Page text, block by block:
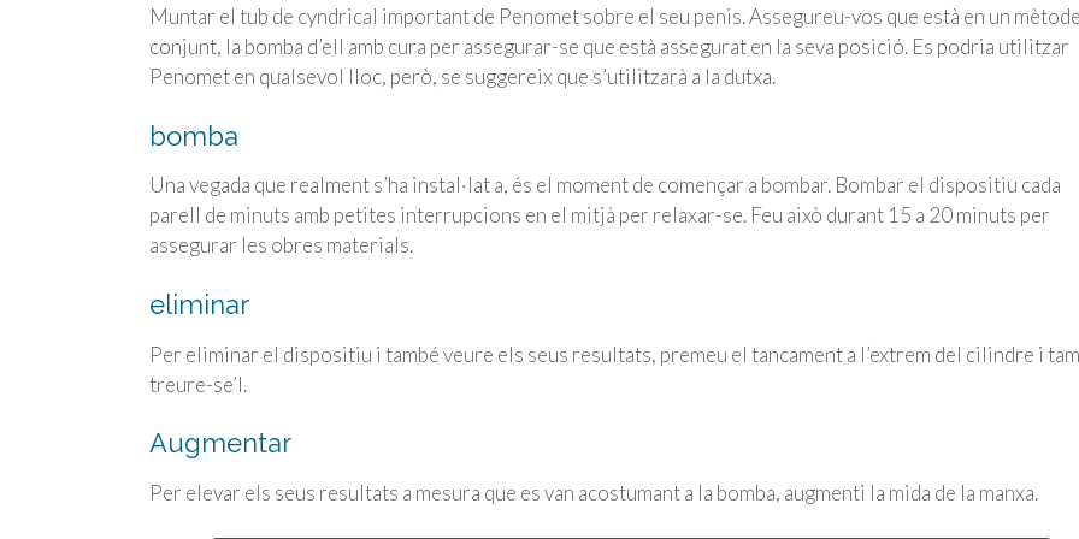
Muntar el tub de cyndrical important de Penomet sobre el seu penis. Assegureu-vos que està en un mètode
conjunt, la bomba d’ell amb cura per assegurar-se que està assegurat en la seva posició. Es podria utilitzar
Penomet en qualsevol lloc, però, se suggereix que s’utilitzarà a la dutxa.
bomba
Una vegada que realment s’ha instal·lat a, és el moment de començar a bombar. Bombar el dispositiu cada
parell de minuts amb petites interrupcions en el mitjà per relaxar-se. Feu això durant 15 a 20 minuts per
assegurar les obres materials.
eliminar
Per eliminar el dispositiu i també veure els seus resultats, premeu el tancament a l’extrem del cilindre i
treure-se’l.
Augmentar
Per elevar els seus resultats a mesura que es van acostumant a la bomba, augmenti la mida de la manxa.